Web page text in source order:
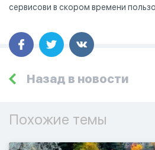
сервисови в скором времени
Назад в новости
Похожие темы